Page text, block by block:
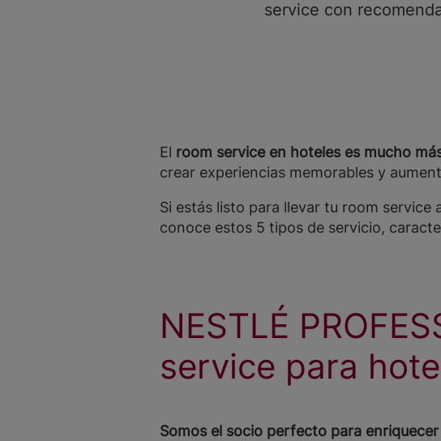
service con
El room service en hoteles es mucho
crear experiencias memorables y
Si estás listo para llevar tu room service
conoce estos 5 tipos de servicio,
NESTLÉ
service para
Somos el socio perfecto para